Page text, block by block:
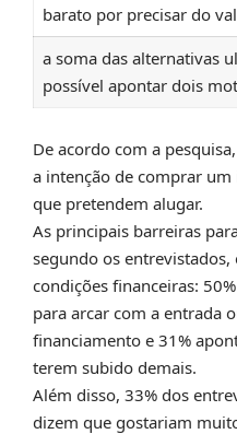
barato por precisar do
a soma das alternativas
possível apontar dois
De acordo com a
a intenção de comprar
que pretendem alugar.
As principais barreiras
segundo os entrevistados,
condições financeiras:
para arcar com a entrada
financiamento e 31%
terem subido demais.
Além disso, 33% dos
dizem que gostariam